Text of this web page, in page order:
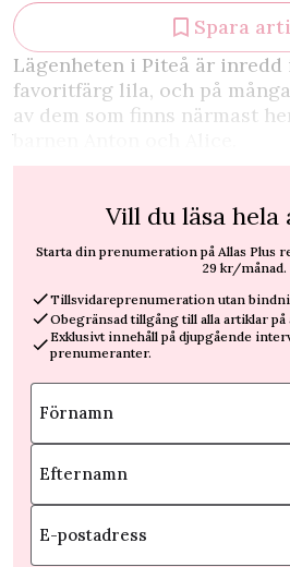
Spara
Lägenheten i Piteå är inredd
favoritfärg lila, och på
av dem som finns närmast
Vill du läsa hela
Starta din prenumeration på Allas Plus
29 kr/månad.
Tillsvidareprenumeration utan
Obegränsad tillgång till alla artiklar på
Exklusivt innehåll på djupgående
prenumeranter.
Förnamn
Efternamn
E-postadress